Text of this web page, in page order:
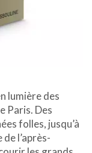
lumière des
Paris. Des
folles, jusqu’à
l’après-